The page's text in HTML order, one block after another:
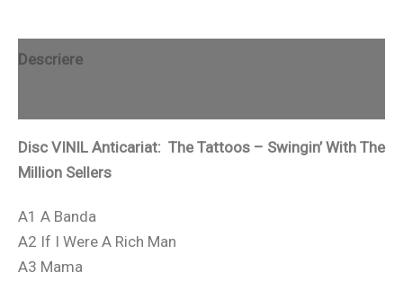
Descriere
Disc VINIL Anticariat: The Tattoos – Swingin’ With The
Million Sellers
A1 A Banda
A2 If I Were A Rich Man
A3 Mama